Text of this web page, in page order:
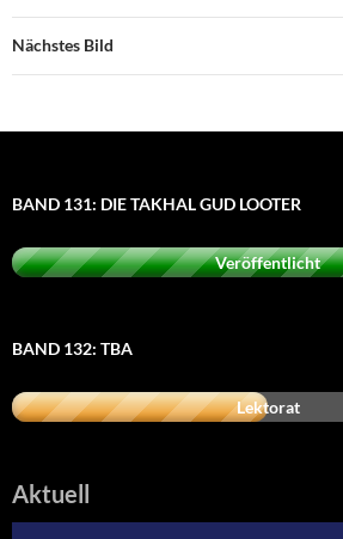
Nächstes Bild
BAND 131: DIE TAKHAL GUD LOOTER
Veröffentlicht
BAND 132: TBA
Lektorat
Aktuell